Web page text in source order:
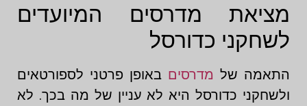
מציאת מדרסים המיועדים
לשחקני כדורסל
התאמה של מדרסים באופן פרטני לספורטאים
ולשחקני כדורסל היא לא עניין של מה בכך. לא